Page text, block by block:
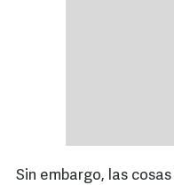
Sin embargo, las